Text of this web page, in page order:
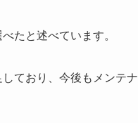
たと述べています。
ており、今後もメンテナ